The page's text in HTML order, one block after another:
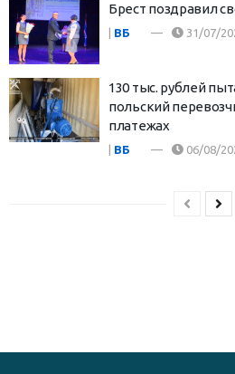
Брест поздравил
ВБ 31/07/
130 тыс. рублей
польский
платежах
| ВБ 06/08/